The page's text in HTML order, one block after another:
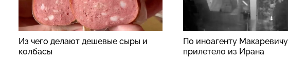
Из чего делают дешевые сыры и
колбасы
По иноагенту Макаревичу
прилетело из Ирана